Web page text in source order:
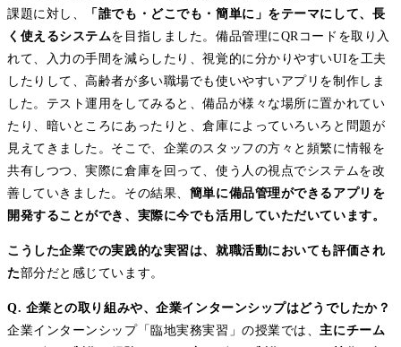
課題に対し、
「誰でも・どこでも・簡単に」をテーマにして、長
く使えるシステムを目指しました。備品管理にQRコードを取り入
れて、入力の手間を減らしたり、視覚的に分かりやすいUIを工夫
したりして、高齢者が多い職場でも使いやすいアプリを制作しま
した。テスト運用をしてみると、備品が様々な場所に置かれてい
たり、暗いところにあったりと、倉庫によっていろいろと問題が
見えてきました。そこで、企業のスタッフの方々と頻繁に情報を
共有しつつ、実際に倉庫を回って、使う人の視点でシステムを改
善していきました。その結果、 簡単に備品管理ができるアプリを
開発することができ、実際に今でも活用していただいています。
こうした企業での実践的な実習は、就職活動においても評価され
た部分だと感じています。
Q. 企業との取り組みや、企業インターンシップはどうでしたか？
企業インターンシップ「臨地実務実習」の授業では、主にチーム